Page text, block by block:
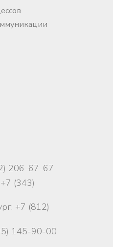
и др.),
устранения
компанией);
с 9:00 - до
выходные дни
206-67-67
(343)
+7 (812)
145-90-00